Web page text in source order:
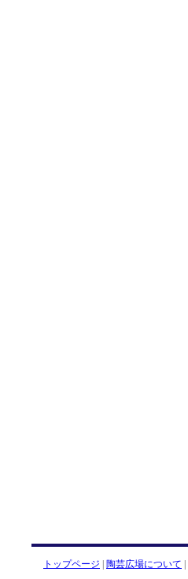
トップページ 陶芸広場について